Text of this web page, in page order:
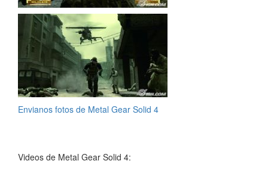
Envianos fotos de Metal Gear Solid 4
Videos de Metal Gear Solid 4: